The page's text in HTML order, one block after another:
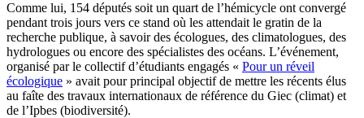
Comme lui, 154 députés soit un quart de l’hémicycle ont convergé
pendant trois jours vers ce stand où les attendait le gratin de la
recherche publique, à savoir des écologues, des climatologues, des
hydrologues ou encore des spécialistes des océans. L’événement,
organisé par le collectif d’étudiants engagés « Pour un réveil
écologique » avait pour principal objectif de mettre les récents élus
au faîte des travaux internationaux de référence du Giec (climat) et
de l’Ipbes (biodiversité).